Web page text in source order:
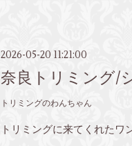
2026-05-20 11:21:00
奈良トリミング/
トリミングのわんちゃん
トリミングに来てくれたワ